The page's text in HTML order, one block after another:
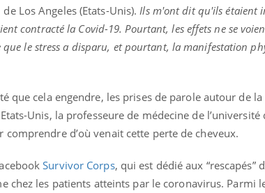
Los Angeles (Etats-Unis). Ils m'ont dit qu'ils étaient
contracté la Covid-19. Pourtant, les effets ne se
le stress a disparu, et pourtant, la manifestation
que cela engendre, les prises de parole autour de
Unis, la professeure de médecine de l’université
d’où venait cette perte de cheveux.
Survivor Corps, qui est dédié aux “rescapés”
chez les patients atteints par le coronavirus. Parmi